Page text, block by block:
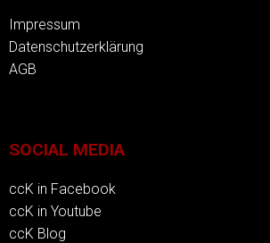
Impressum
Datenschutzerklärung
AGB
SOCIAL MEDIA
ccK in Facebook
ccK in Youtube
ccK Blog